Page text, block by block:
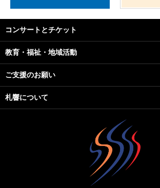
コンサートとチケット
教育・福祉・地域活動
ご支援のお願い
札響について